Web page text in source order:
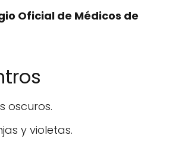
Oficial de Médicos de
oscuros.
y violetas.